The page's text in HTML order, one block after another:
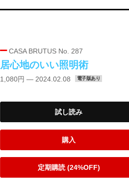
CASA BRUTUS No. 287
居心地のいい照明術
1,080円 — 2024.02.08 電子版あり
試し読み
購入
定期購読 (24%OFF)